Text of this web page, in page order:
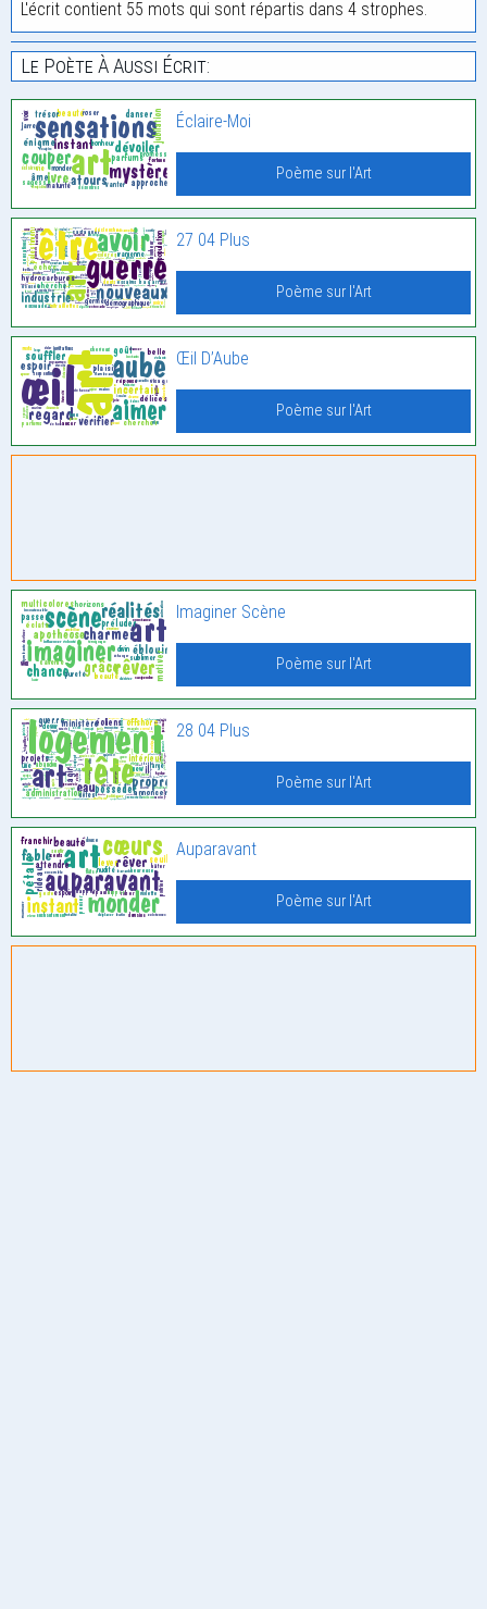
L'écrit contient 55 mots qui sont répartis dans 4 strophes.
Le Poète À Aussi Écrit:
Éclaire-Moi
Poème sur l'Art
27 04 Plus
Poème sur l'Art
Œil D’Aube
Poème sur l'Art
Imaginer Scène
Poème sur l'Art
28 04 Plus
Poème sur l'Art
Auparavant
Poème sur l'Art